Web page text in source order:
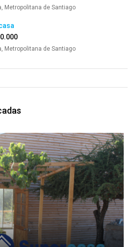
Metropolitana de Santiago
Metropolitana de Santiago